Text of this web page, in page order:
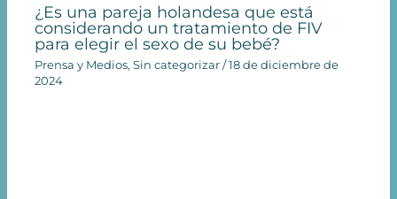
¿Es una pareja holandesa que está
considerando un tratamiento de FIV
para elegir el sexo de su bebé?
Prensa y Medios,Sin categorizar /18 de diciembre de
2024